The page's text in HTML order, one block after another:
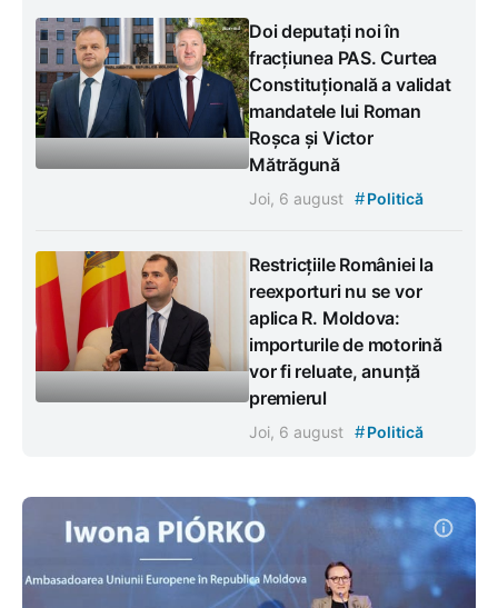
Doi deputați noi în
fracțiunea PAS. Curtea
Constituțională a validat
mandatele lui Roman
Roșca și Victor
Mătrăgună
Joi, 6 august #Politică
Restricțiile României la
reexporturi nu se vor
aplica R. Moldova:
importurile de motorină
vor fi reluate, anunță
premierul
Joi, 6 august #Politică